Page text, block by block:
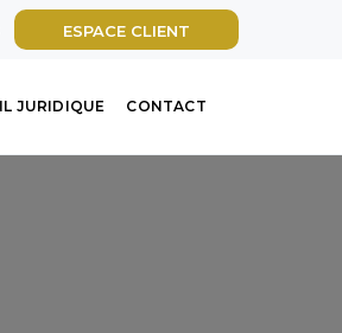
ESPACE CLIENT
JURIDIQUE CONTACT